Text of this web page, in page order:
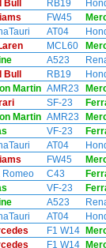
Bull RB19
FW45
AT04
MCL60
A523
Bull RB19
Martin AMR23
SF-23
Martin AMR23
VF-23
AT04
FW45
Romeo C43
VF-23
A523
AT04
F1 W14
F1 W14